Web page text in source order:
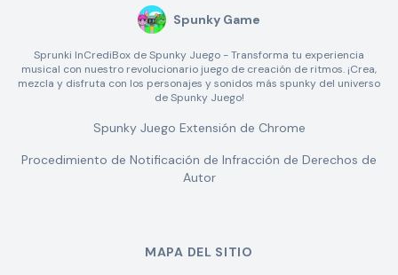
Spunky Game
Sprunki InCrediBox de Spunky Juego - Transforma tu experiencia
musical con nuestro revolucionario juego de creación de ritmos. ¡Crea,
mezcla y disfruta con los personajes y sonidos más spunky del universo
de Spunky Juego!
Spunky Juego Extensión de Chrome
Procedimiento de Notificación de Infracción de Derechos de
Autor
MAPA DEL SITIO